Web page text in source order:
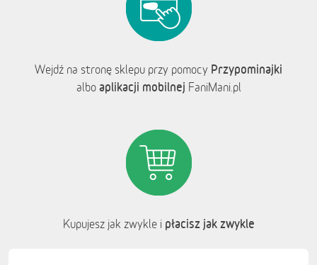
Wejdź na stronę sklepu przy pomocy Przypominajki
albo aplikacji mobilnej FaniMani.pl
Kupujesz jak zwykle i płacisz jak zwykle